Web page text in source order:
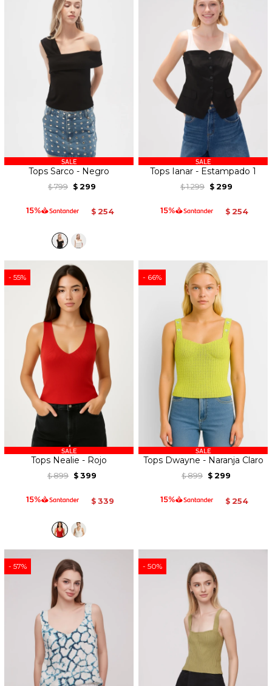
Tops Sarco - Negro
$ 799 $ 299
$ 254
Tops Ianar - Estampado 1
$ 1.299 $ 299
$ 254
55
Tops Nealie - Rojo
$ 899 $ 399
$ 339
66
Tops Dwayne - Naranja Claro
$ 899 $ 299
$ 254
57 50